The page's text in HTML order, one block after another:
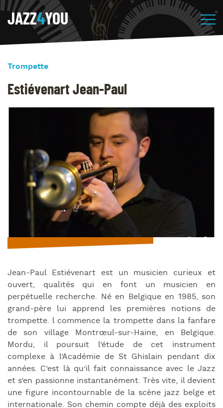
JAZZ4YOU
Trompette
Estiévenart Jean-Paul
Jean-Paul Estiévenart est un musicien curieux et
ouvert, qualités qui en font un musicien en
perpétuelle recherche. Né en Belgique en 1985, son
grand-père lui apprend les premières notions de
trompette. l commence la trompette dans la fanfare
de son village Montrœul-sur-Haine, en Belgique.
Mordu, il poursuit l’étude de cet instrument
complexe à l’Académie de St Ghislain pendant dix
années. C’est là qu’il fait connaissance avec le Jazz
et s’en passionne instantanément. Très vite, il devient
une figure incontournable de la scène jazz belge et
internationale. Son chemin compte déjà des exploits